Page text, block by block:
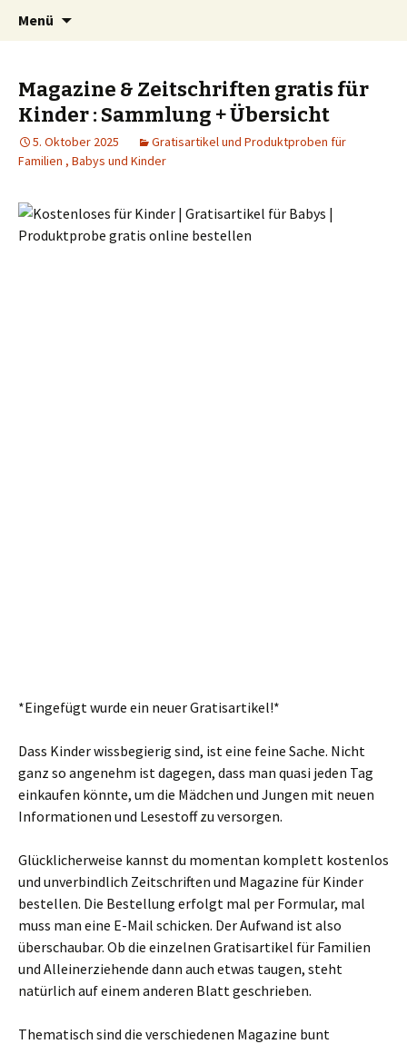
SparZwerge.de
Kindersachen kostenlos, Deals, Rabatte für
Eltern
Menü
Magazine & Zeitschriften gratis für
Kinder : Sammlung + Übersicht
5. Oktober 2025
Gratisartikel und Produktproben für
Familien , Babys und Kinder
*Eingefügt wurde ein neuer Gratisartikel!*
Dass Kinder wissbegierig sind, ist eine feine Sache. Nicht
ganz so angenehm ist dagegen, dass man quasi jeden Tag
einkaufen könnte, um die Mädchen und Jungen mit neuen
Informationen und Lesestoff zu versorgen.
Glücklicherweise kannst du momentan komplett kostenlos
und unverbindlich Zeitschriften und Magazine für Kinder
bestellen. Die Bestellung erfolgt mal per Formular, mal
muss man eine E-Mail schicken. Der Aufwand ist also
überschaubar. Ob die einzelnen Gratisartikel für Familien
und Alleinerziehende dann auch etwas taugen, steht
natürlich auf einem anderen Blatt geschrieben.
Thematisch sind die verschiedenen Magazine bunt